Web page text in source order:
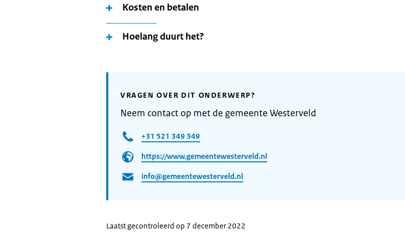
Kosten en betalen
Hoelang duurt het?
VRAGEN OVER DIT ONDERWERP?
Neem contact op met de gemeente Westerveld
+31 521 349 349
https://www.gemeentewesterveld.nl
info@gemeentewesterveld.nl
Laatst gecontroleerd op 7 december 2022